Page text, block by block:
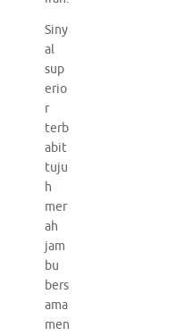
Siny
al
sup
erio
r
terb
abit
tuju
h
mer
ah
jam
bu
bers
ama
men